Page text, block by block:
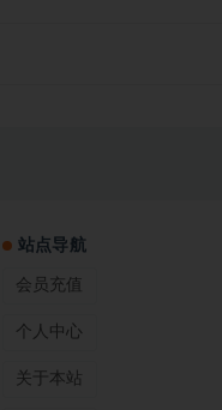
站点导航
会员充值
个人中心
关于本站